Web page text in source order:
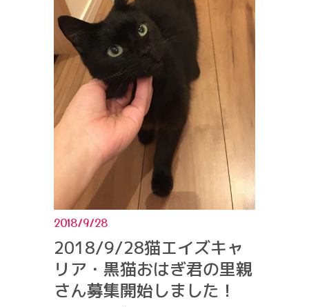
2018/9/28
2018/9/28猫エイズキャ
リア・黒猫おはぎ君の里親
さん募集開始しました！